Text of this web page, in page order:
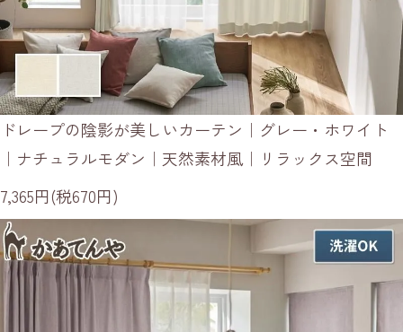
ドレープの陰影が美しいカーテン｜グレー・ホワイト
｜ナチュラルモダン｜天然素材風｜リラックス空間
7,365円(税670円)